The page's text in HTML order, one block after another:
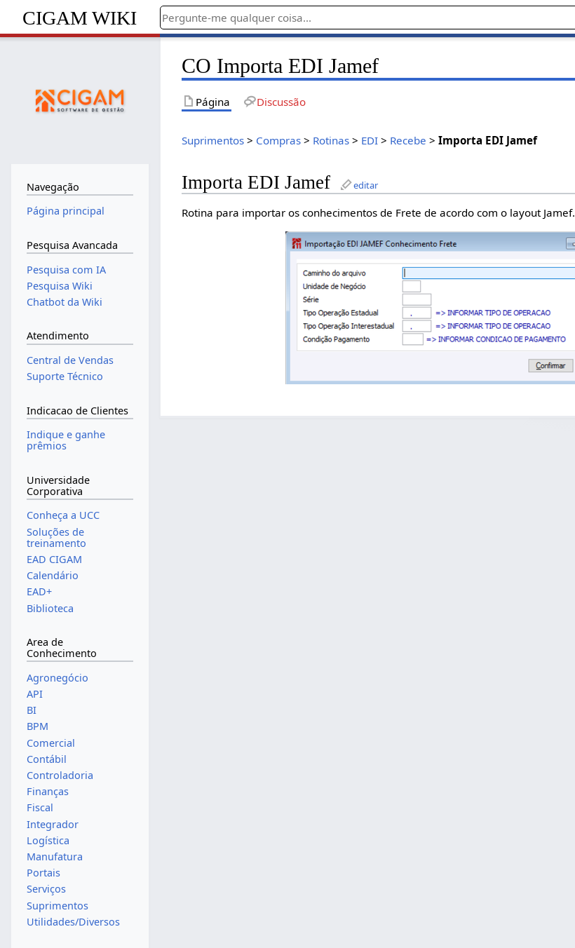
CIGAM WIKI
CO Importa EDI Jamef
Página Discussão
Suprimentos > Compras > Rotinas > EDI > Recebe >Importa EDI Jamef
Importa EDI Jamef editar
Rotina para importar os conhecimentos de Frete de acordo com o layout Jamef.
Navegação
Página principal
Pesquisa Avancada
Pesquisa com IA
Pesquisa Wiki
Chatbot da Wiki
Atendimento
Central de Vendas
Suporte Técnico
Indicacao de Clientes
Indique e ganhe
prêmios
Universidade
Corporativa
Conheça a UCC
Soluções de
treinamento
EAD CIGAM
Calendário
EAD+
Biblioteca
Area de
Conhecimento
Agronegócio
API
BI
BPM
Comercial
Contábil
Controladoria
Finanças
Fiscal
Integrador
Logística
Manufatura
Portais
Serviços
Suprimentos
Utilidades/Diversos